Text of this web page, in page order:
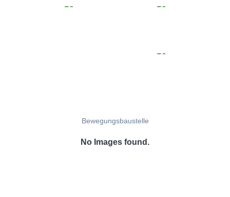
Bewegungsbaustelle
No Images found.